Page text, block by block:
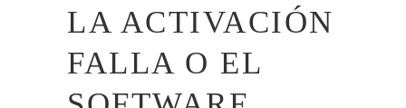
LA ACTIVACIÓN
FALLA O EL